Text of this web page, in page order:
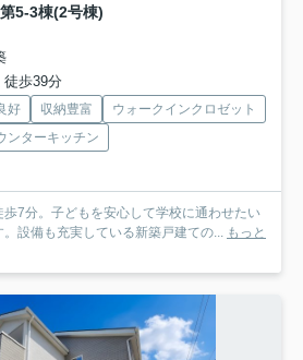
5-3棟(2号棟)
徒歩39分
好 収納豊富
ウォークインクロゼット
ンターキッチン
7分。子どもを安心して学校に通わせたい
設備も充実している新築戸建ての...
もっと